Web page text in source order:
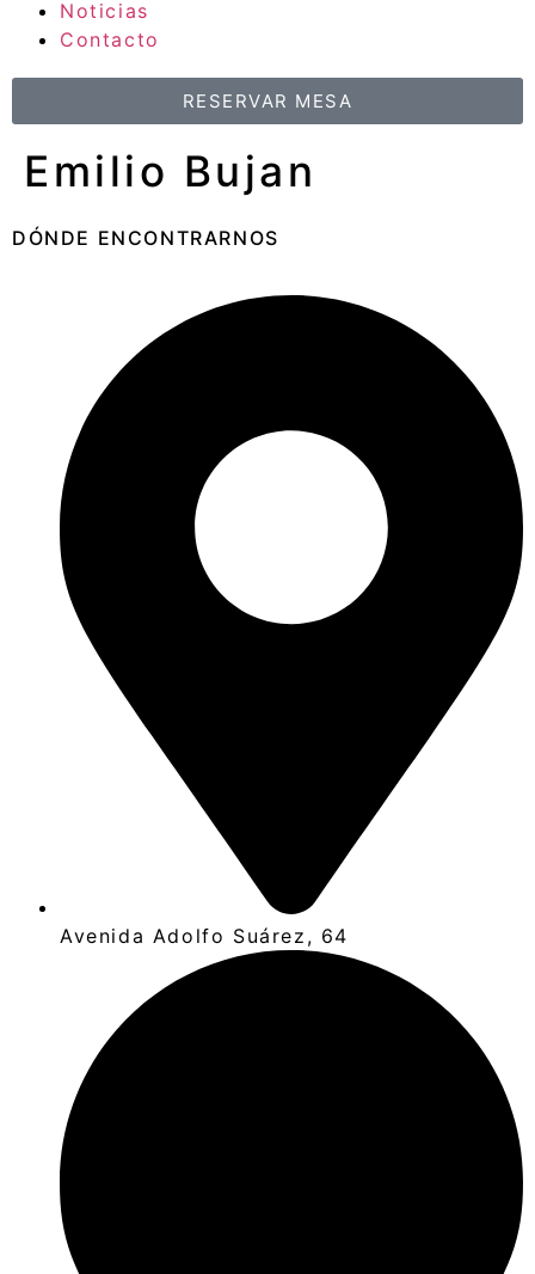
Noticias
Contacto
RESERVAR MESA
Emilio Bujan
DÓNDE ENCONTRARNOS
Avenida Adolfo Suárez, 64